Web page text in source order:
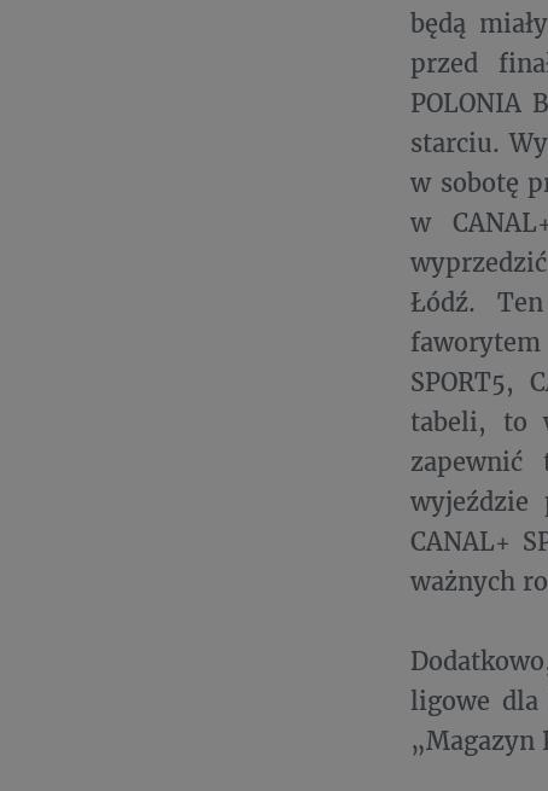
będą
przed
POLONIA
starciu.
w sobotę
w
Łódź.
faworytem
SPORT5,
tabeli, to
wyjeździe
CANAL+
ważnych
ligowe
„Magazyn